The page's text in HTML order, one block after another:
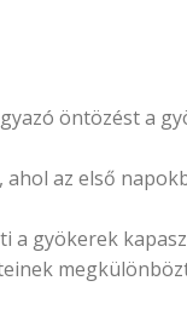
öntözést a
az első
gyökerek